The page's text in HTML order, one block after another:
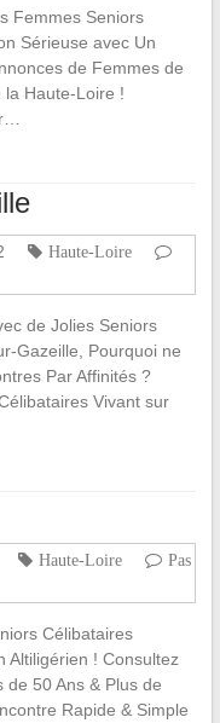
Femmes Seniors
Sérieuse avec Un
de Femmes de
la Haute-Loire !
Haute-Loire
de Jolies Seniors
Gazeille, Pourquoi ne
Par Affinités ?
Vivant sur
Haute-Loire
Pas
Célibataires
Altiligérien ! Consultez
de 50 Ans & Plus de
Rapide & Simple